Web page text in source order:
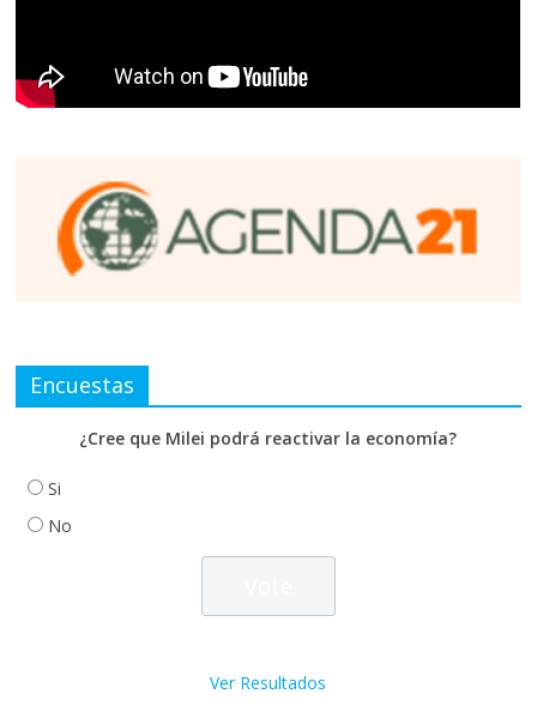
Encuestas
¿Cree que Milei podrá reactivar la economía?
Si
No
Ver Resultados